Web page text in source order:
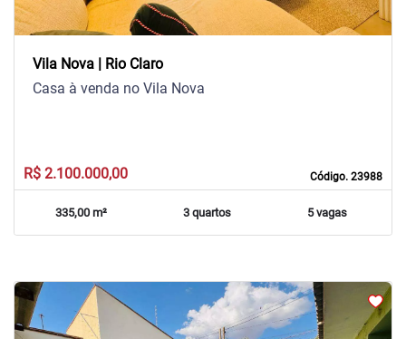
Vila Nova | Rio Claro
Código. 23988
Casa à venda no Vila Nova
R$ 2.100.000,00
335,00 m² 3 quartos 5 vagas